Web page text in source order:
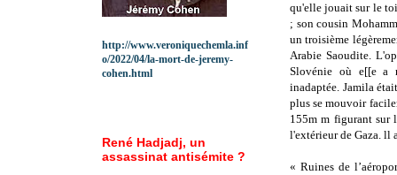
qu'elle jouait sur le
; son cousin
un troisième
Arabie Saoudite.
Slovénie où e[[e a
inadaptée. Jamila
plus se mouvoir
155m m figurant sur
l'extérieur de Gaza. ll
« Ruines de
http://www.veroniquechemla.inf
o/2022/04/la-mort-de-jeremy-
cohen.html
René Hadjadj, un
assassinat antisémite ?